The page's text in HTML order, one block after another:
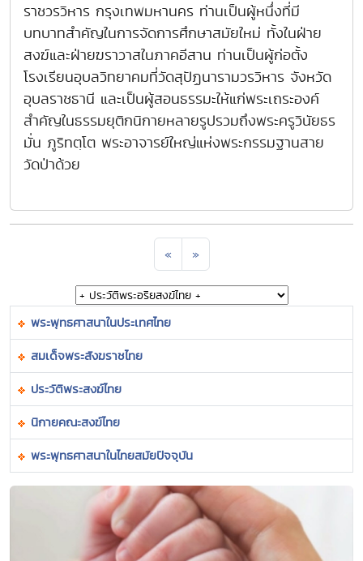
ราชวรวิหาร กรุงเทพมหานคร ท่านเป็นผู้หนึ่งที่มี
บทบาทสำคัญในการจัดการศึกษาสมัยใหม่ ทั้งในฝ่าย
สงฆ์และฝ่ายฆราวาสในภาคอีสาน ท่านเป็นผู้ก่อตั้ง
โรงเรียนอุบลวิทยาคมที่วัดสุปัฏนารามวรวิหาร จังหวัด
อุบลราชธานี และเป็นผู้สอนธรรมะให้แก่พระเถระองค์
สำคัญในธรรมยุติกนิกายหลายรูปรวมถึงพระครูวินัยธร
มั่น ภูริทตฺโต พระอาจารย์ใหญ่แห่งพระกรรมฐานสาย
วัดป่าด้วย
« »
พระพุทธศาสนาในประเทศไทย
สมเด็จพระสังฆราชไทย
ประวัติพระสงฆ์ไทย
นิกายคณะสงฆ์ไทย
พระพุทธศาสนาในไทยสมัยปัจจุบัน